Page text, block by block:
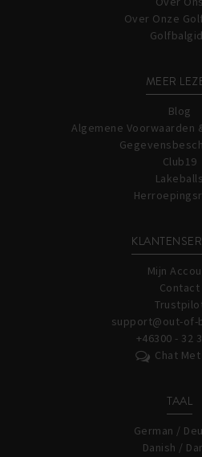
Over Onze
MEER
Blog
Algemene Voorwaarden
Club19
Lakeballs
Mijn
Contact
support@out-of-
+46300 - 32
Chat
TAAL
German /
Danish /